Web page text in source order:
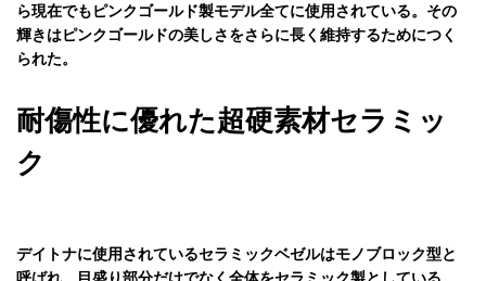
ら現在でもピンクゴールド製モデル全てに使用されている。その
輝きはピンクゴールドの美しさをさらに長く維持するためにつく
られた。
耐傷性に優れた超硬素材セラミッ
ク
デイトナに使用されているセラミックベゼルはモノブロック型と